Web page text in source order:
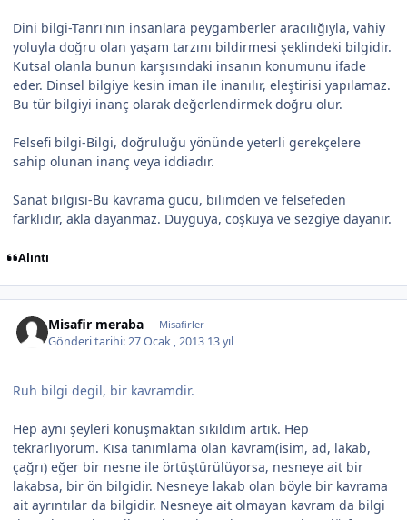
Dini bilgi-Tanrı'nın insanlara peygamberler aracılığıyla, vahiy
yoluyla doğru olan yaşam tarzını bildirmesi şeklindeki bilgidir.
Kutsal olanla bunun karşısındaki insanın konumunu ifade
eder. Dinsel bilgiye kesin iman ile inanılır, eleştirisi yapılamaz.
Bu tür bilgiyi inanç olarak değerlendirmek doğru olur.
Felsefi bilgi-Bilgi, doğruluğu yönünde yeterli gerekçelere
sahip olunan inanç veya iddiadır.
Sanat bilgisi-Bu kavrama gücü, bilimden ve felsefeden
farklıdır, akla dayanmaz. Duyguya, coşkuya ve sezgiye dayanır.
Alıntı
Misafir meraba Misafirler
Gönderi tarihi:27 Ocak , 2013 13 yıl
Ruh bilgi degil, bir kavramdir.
Hep aynı şeyleri konuşmaktan sıkıldım artık. Hep
tekrarlıyorum. Kısa tanımlama olan kavram(isim, ad, lakab,
çağrı) eğer bir nesne ile örtüştürülüyorsa, nesneye ait bir
lakabsa, bir ön bilgidir. Nesneye lakab olan böyle bir kavrama
ait ayrıntılar da bilgidir. Nesneye ait olmayan kavram da bilgi